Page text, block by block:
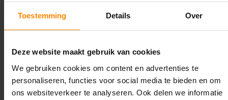
Toestemming Details Over
Deze website maakt gebruik van cookies
We gebruiken cookies om content en advertenties te
personaliseren, functies voor social media te bieden en om
ons websiteverkeer te analyseren. Ook delen we informatie
Montage uitbesteden?